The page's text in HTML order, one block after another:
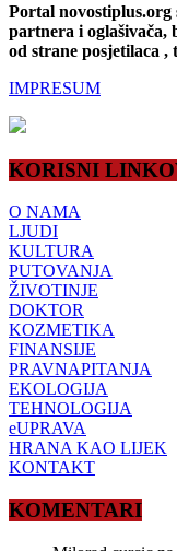
Portal novostiplus.org
partnera i oglašivača,
od strane posjetilaca ,
IMPRESUM
KORISNI
O NAMA
LJUDI
KULTURA
PUTOVANJA
ŽIVOTINJE
DOKTOR
KOZMETIKA
FINANSIJE
PRAVNAPITANJA
EKOLOGIJA
TEHNOLOGIJA
eUPRAVA
HRANA KAO LIJEK
KONTAKT
KOMENTARI